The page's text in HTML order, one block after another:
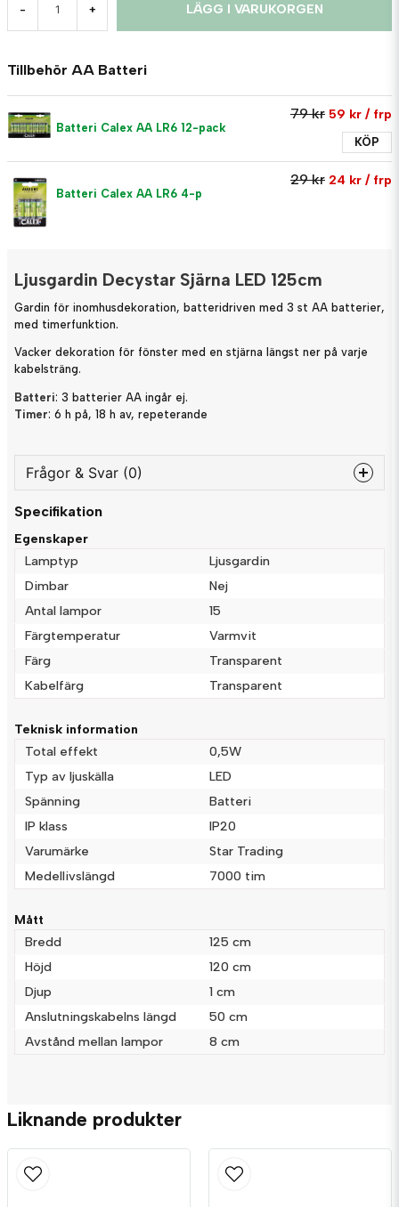
- + LÄGG I VARUKORGEN
Tillbehör AA Batteri
Batteri Calex AA LR6 12-pack
79 kr 59 kr / frp
KÖP
Batteri Calex AA LR6 4-p
29 kr 24 kr / frp
Ljusgardin Decystar Sjärna LED 125cm
Gardin för inomhusdekoration, batteridriven med 3 st AA batterier,
med timerfunktion.
Vacker dekoration för fönster med en stjärna längst ner på varje
kabelsträng.
Batteri: 3 batterier AA ingår ej.
Timer: 6 h på, 18 h av, repeterande
Frågor & Svar (0)
question
name
Namn
email
Mejladress
Ja, ni får publicera min fråga
Skicka fråga
Specifikation
Egenskaper
Lamptyp
Ljusgardin
Dimbar
Nej
Antal lampor
15
Färgtemperatur
Varmvit
Färg
Transparent
Kabelfärg
Transparent
Teknisk information
Total effekt
0,5W
Typ av ljuskälla
LED
Spänning
Batteri
IP klass
IP20
Varumärke
Star Trading
Medellivslängd
7000 tim
Mått
Bredd
125 cm
Höjd
120 cm
Djup
1 cm
Anslutningskabelns längd
50 cm
Avstånd mellan lampor
8 cm
Liknande produkter